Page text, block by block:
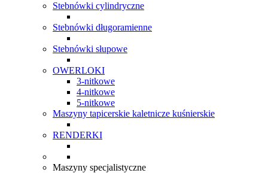
Stebnówki cylindryczne
Stebnówki długoramienne
Stebnówki słupowe
OWERLOKI
3-nitkowe
4-nitkowe
5-nitkowe
Maszyny tapicerskie kaletnicze kuśnierskie
RENDERKI
Maszyny specjalistyczne